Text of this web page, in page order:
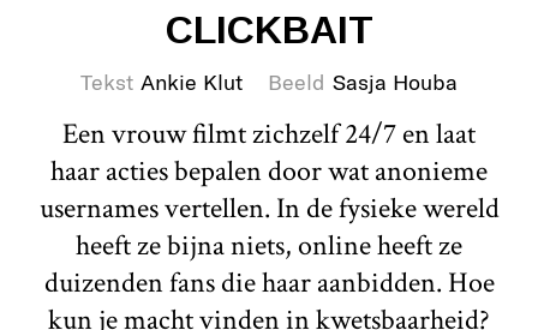
CLICKBAIT
Tekst Ankie Klut Beeld Sasja Houba
Een vrouw filmt zichzelf 24/7 en laat
haar acties bepalen door wat anonieme
usernames vertellen. In de fysieke wereld
heeft ze bijna niets, online heeft ze
duizenden fans die haar aanbidden. Hoe
kun je macht vinden in kwetsbaarheid?